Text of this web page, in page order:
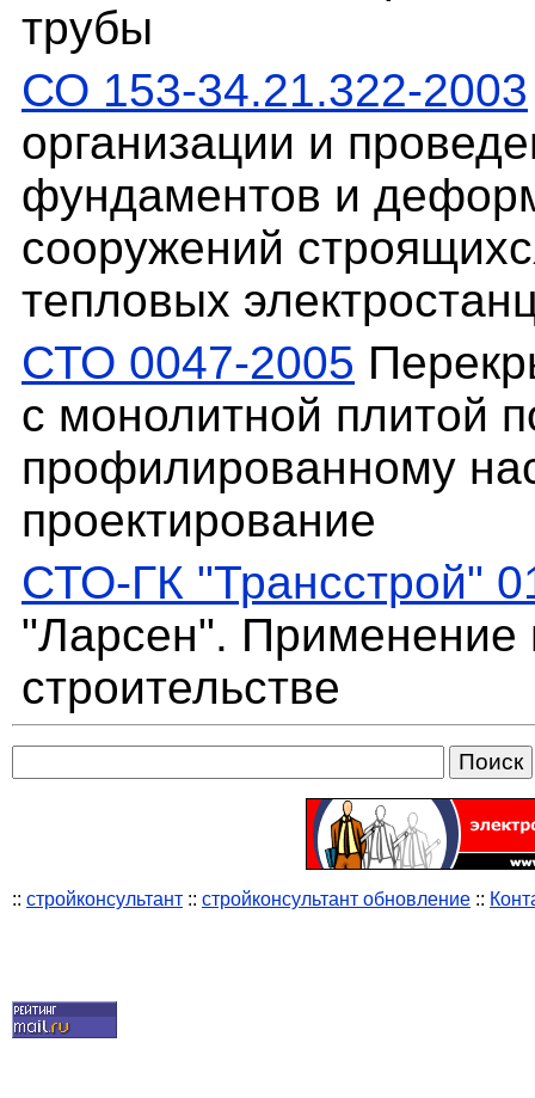
трубы
СО 153-34.21.322-2003
организации и
фундаментов и
сооружений
тепловых
СТО 0047-2005
с монолитной плитой
профилированному
проектирование
СТО-ГК "Трансстрой"
"Ларсен". Применение
строительстве
:: стройконсультант :: стройконсультант обновление ::